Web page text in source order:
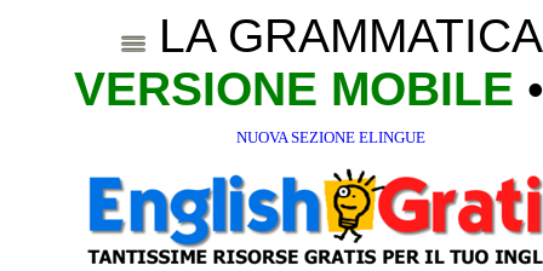
LA
VERSIONE MOBILE
NUOVA SEZIONE ELINGUE